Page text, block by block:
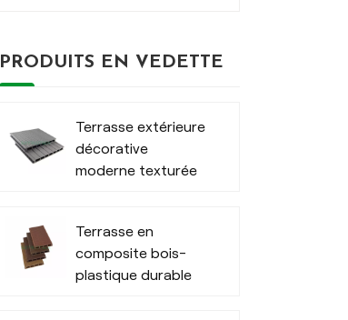
PRODUITS EN VEDETTE
Terrasse extérieure
décorative
moderne texturée
Terrasse en
composite bois-
plastique durable